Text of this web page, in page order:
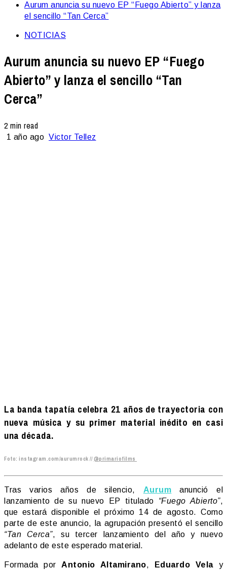
Aurum anuncia su nuevo EP “Fuego Abierto” y lanza
el sencillo “Tan Cerca”
NOTICIAS
Aurum anuncia su nuevo EP “Fuego
Abierto” y lanza el sencillo “Tan
Cerca”
2 min read
1 año ago Victor Tellez
La banda tapatía celebra 21 años de trayectoria con
nueva música y su primer material inédito en casi
una década.
Foto: instagram.com/aurumrock //@primariofilms
Tras varios años de silencio, Aurum anunció el
lanzamiento de su nuevo EP titulado “Fuego Abierto”,
que estará disponible el próximo 14 de agosto. Como
parte de este anuncio, la agrupación presentó el sencillo
“Tan Cerca”, su tercer lanzamiento del año y nuevo
adelanto de este esperado material.
Formada porAntonio Altamirano, Eduardo Velay